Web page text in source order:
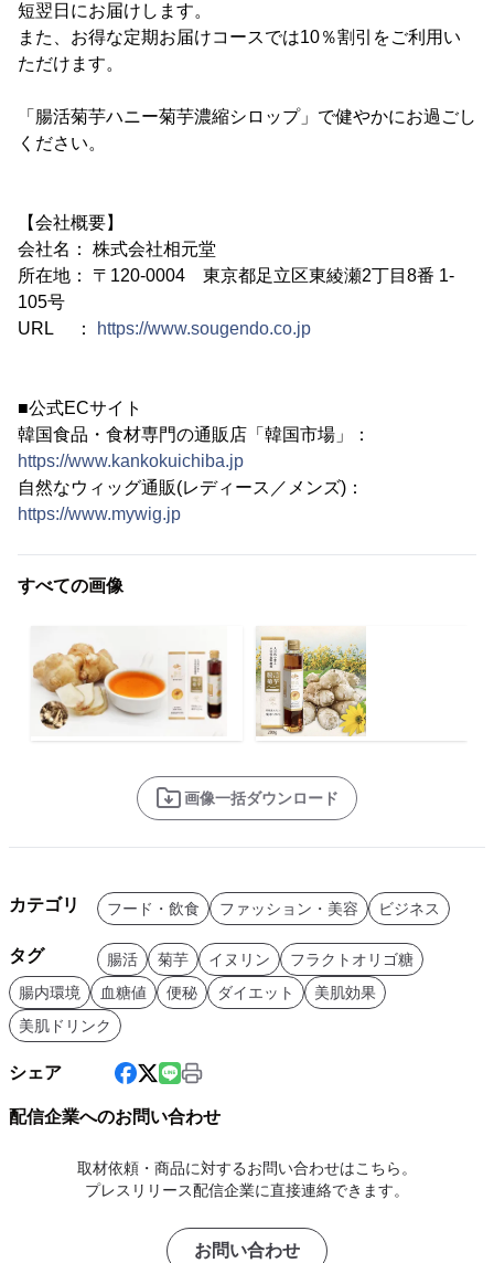
短翌日にお届けします。
また、お得な定期お届けコースでは10％割引をご利用い
ただけます。
「腸活菊芋ハニー菊芋濃縮シロップ」で健やかにお過ごし
ください。
【会社概要】
会社名： 株式会社相元堂
所在地： 〒120-0004 東京都足立区東綾瀬2丁目8番 1-
105号
URL ：
https://www.sougendo.co.jp
■公式ECサイト
韓国食品・食材専門の通販店「韓国市場」：
https://www.kankokuichiba.jp
自然なウィッグ通販(レディース／メンズ)：
https://www.mywig.jp
すべての画像
画像一括ダウンロード
カテゴリ フード・飲食 ファッション・美容 ビジネス
タグ 腸活 菊芋 イヌリン
フラクトオリゴ糖
腸内環境
血糖値 便秘 ダイエット
美肌効果
美肌ドリンク
シェア
配信企業へのお問い合わせ
取材依頼・商品に対するお問い合わせはこちら。
プレスリリース配信企業に直接連絡できます。
お問い合わせ